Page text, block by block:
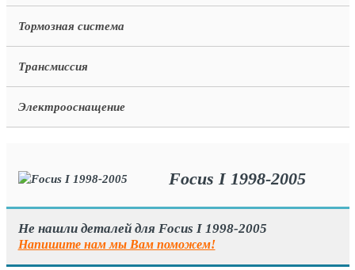
Тормозная система
Трансмиссия
Электрооснащение
Focus I 1998-2005
Не нашли деталей для Focus I 1998-2005
Напишите нам мы Вам поможем!